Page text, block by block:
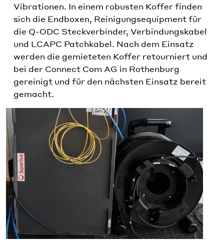
Vibrationen. In einem robusten Koffer finden
sich die Endboxen, Reinigungsequipment für
die Q-ODC Steckverbinder, Verbindungskabel
und LCAPC Patchkabel. Nach dem Einsatz
werden die gemieteten Koffer retourniert und
bei der Connect Com AG in Rothenburg
gereinigt und für den nächsten Einsatz bereit
gemacht.